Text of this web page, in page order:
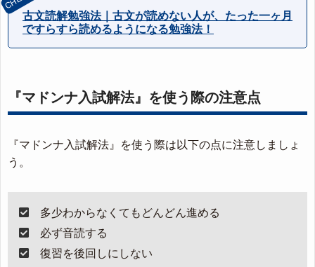
古文読解勉強法｜古文が読めない人が、たった一ヶ月
ですらすら読めるようになる勉強法！
『マドンナ入試解法』を使う際の注意点
『マドンナ入試解法』を使う際は以下の点に注意しましょ
う。
多少わからなくてもどんどん進める
必ず音読する
復習を後回しにしない